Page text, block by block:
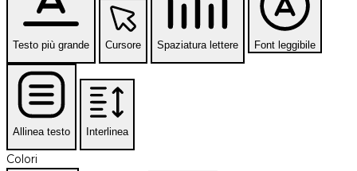
Testo più grande Cursore Spaziatura lettere Font leggibile
Allinea testo Interlinea
Colori